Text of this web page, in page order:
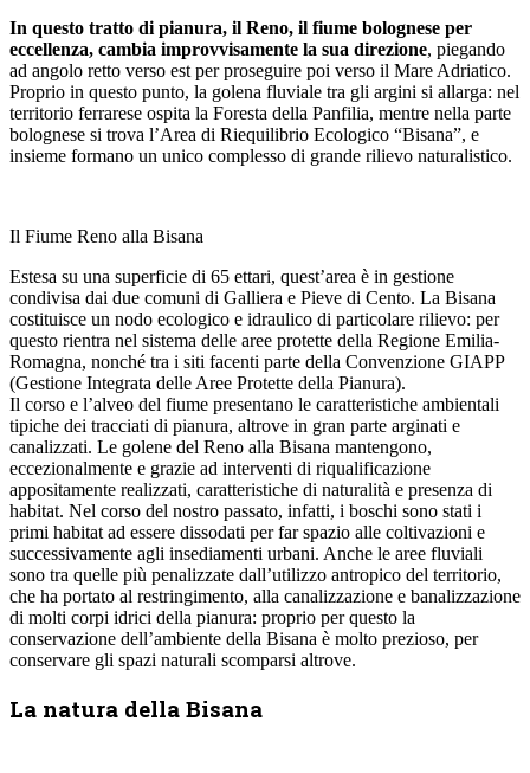
In questo tratto di pianura, il Reno, il fiume bolognese per
eccellenza, cambia improvvisamente la sua direzione, piegando
ad angolo retto verso est per proseguire poi verso il Mare Adriatico.
Proprio in questo punto, la golena fluviale tra gli argini si allarga: nel
territorio ferrarese ospita la Foresta della Panfilia, mentre nella parte
bolognese si trova l’Area di Riequilibrio Ecologico “Bisana”, e
insieme formano un unico complesso di grande rilievo naturalistico.
Il Fiume Reno alla Bisana
Estesa su una superficie di 65 ettari, quest’area è in gestione
condivisa dai due comuni di Galliera e Pieve di Cento. La Bisana
costituisce un nodo ecologico e idraulico di particolare rilievo: per
questo rientra nel sistema delle aree protette della Regione Emilia-
Romagna, nonché tra i siti facenti parte della Convenzione GIAPP
(Gestione Integrata delle Aree Protette della Pianura).
Il corso e l’alveo del fiume presentano le caratteristiche ambientali
tipiche dei tracciati di pianura, altrove in gran parte arginati e
canalizzati. Le golene del Reno alla Bisana mantengono,
eccezionalmente e grazie ad interventi di riqualificazione
appositamente realizzati, caratteristiche di naturalità e presenza di
habitat. Nel corso del nostro passato, infatti, i boschi sono stati i
primi habitat ad essere dissodati per far spazio alle coltivazioni e
successivamente agli insediamenti urbani. Anche le aree fluviali
sono tra quelle più penalizzate dall’utilizzo antropico del territorio,
che ha portato al restringimento, alla canalizzazione e banalizzazione
di molti corpi idrici della pianura: proprio per questo la
conservazione dell’ambiente della Bisana è molto prezioso, per
conservare gli spazi naturali scomparsi altrove.
La natura della Bisana